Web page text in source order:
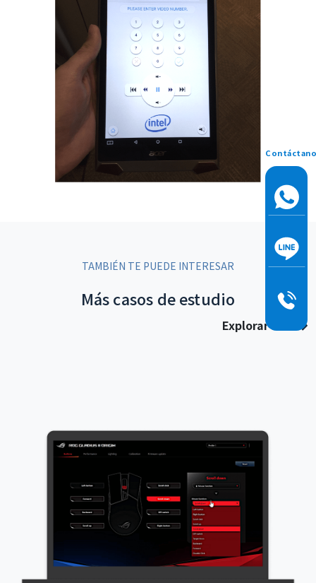
TAMBIÉN TE PUEDE INTERESAR
Más casos de estudio
Explorar más